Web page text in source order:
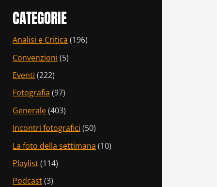
CATEGORIE
Analisi e Critica (196)
Convenzioni (5)
Eventi (222)
Fotografia (97)
Generale(403)
Incontri fotografici (50)
La foto della settimana (10)
Playlist(114)
Podcast(3)